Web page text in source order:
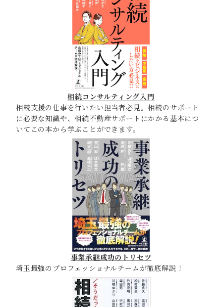
相続コンサルティング入門
相続支援の仕事を行いたい担当者必見。相続のサポート
に必要な知識や、相続不動産サポートにかかる基本につ
いてこの本から学ぶことができます。
事業承継成功のトリセツ
埼玉最強のプロフェッショナルチームが徹底解説！